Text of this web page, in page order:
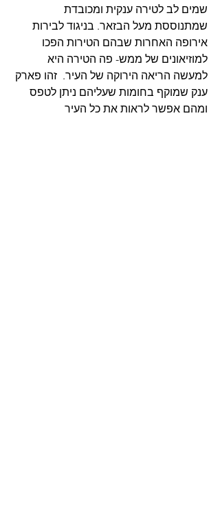
שמים לב לטירה ענקית ומכובדת
שמתנוססת מעל הבזאר. בניגוד לבירות
אירופה האחרות שבהם הטירות הפכו
למוזיאונים של ממש- פה הטירה היא
למעשה הריאה הירוקה של העיר.  זהו פארק
ענק שמוקף בחומות שעליהם ניתן לטפס
ומהם אפשר לראות את כל העיר